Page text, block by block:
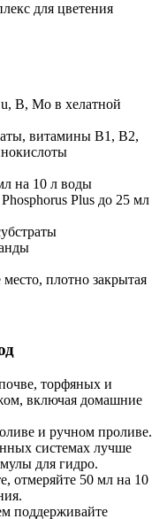
для цветения
B, Mo в хелатной
витамины B1, B2,
на 10 л воды
Plus до 25 мл
плотно закрытая
торфяных и
включая домашние
и ручном проливе.
системах лучше
для гидро.
отмеряйте 50 мл на 10
поддерживайте